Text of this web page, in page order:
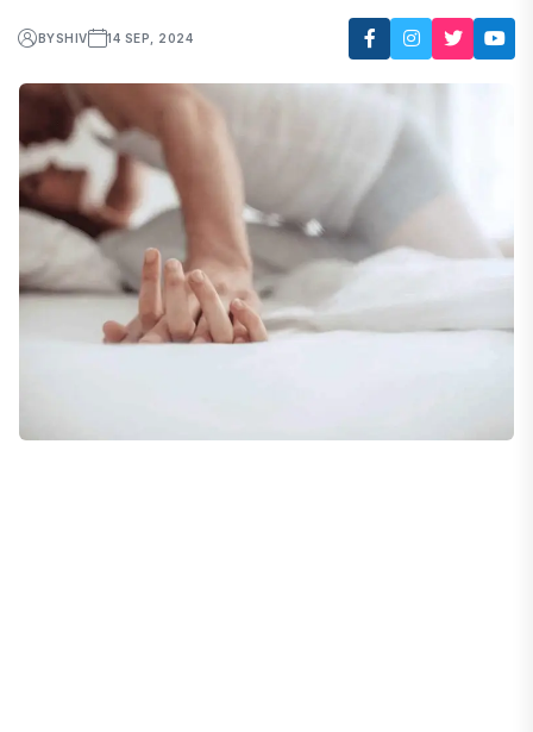
BYSHIV 14 SEP, 2024